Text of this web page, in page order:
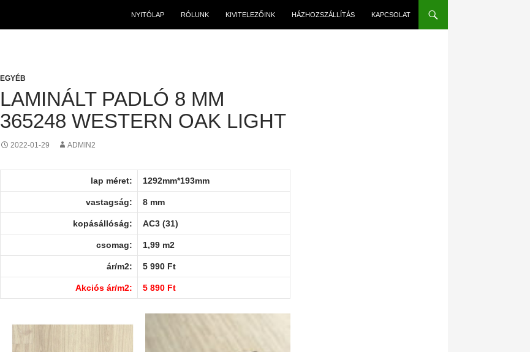
NYITÓLAP RÓLUNK KIVITELEZŐINK HÁZHOZSZÁLLÍTÁS KAPCSOLAT
EGYÉB
LAMINÁLT PADLÓ 8 MM
365248 WESTERN OAK LIGHT
2022-01-29 ADMIN2
lap méret: 1292mm*193mm
vastagság: 8 mm
kopásállóság: AC3 (31)
csomag: 1,99 m2
ár/m2: 5 990 Ft
Akciós ár/m2: 5 890 Ft